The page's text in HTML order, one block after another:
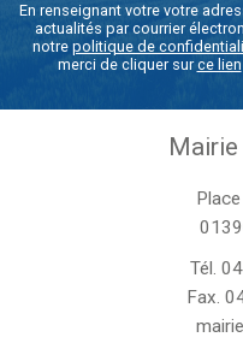
En renseignant votre votre
actualités par courrier
notre politique de
merci de cliquer surce lien
Tél.
Fax.